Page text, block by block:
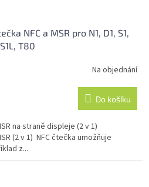
NFC a MSR pro N1, D1, S1,
S1L, T80
Na objednání
Do košíku
na straně displeje (2 v 1)
(2 v 1) NFC čtečka umožňuje
z...